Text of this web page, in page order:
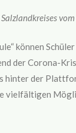
können
der Corona-
hinter der
vielfältigen